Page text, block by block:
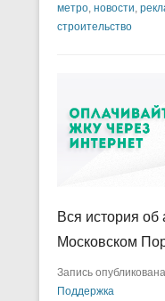
метро новости
строительство
Вся история об
Московском
Запись опубликована
Поддержка